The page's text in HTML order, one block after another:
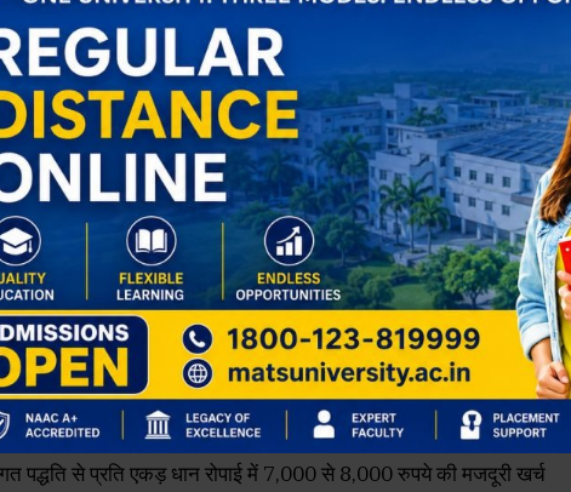
में छत्तीसगढ़ के किसान निरंतर नवाचार अपना रहे हैं। इसी कड़ी में विकासखंड
साहू पिता श्री बुधारी साहू अपने क्षेत्र के किसानों के लिए एक मिसाल
इन्होंने अपनी खेती को न केवल लाभकारी बनाया, बल्कि अन्य किसानों
वर्षों से धान की खेती में ’पैडी ट्रांसप्लांटर’ तकनीक का सफलतापूर्वक उपयोग कर
के पारंपरिक तरीकों की तुलना में कहीं अधिक सस्ती, समय की बचत करने वाली
है।
पद्धति से प्रति एकड़ धान रोपाई में 7,000 से 8,000 रुपये की मजदूरी खर्च